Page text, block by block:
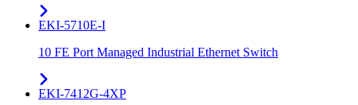
EKI-5710E-I
10 FE Port Managed Industrial Ethernet Switch
EKI-7412G-4XP